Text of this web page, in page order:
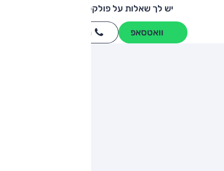
יש לך שאלות על פולקסווגן גולף?
וואטסאפ חייגו
מותגים מתחרים